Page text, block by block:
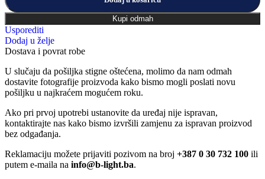
Kupi odmah
Usporediti
Dodaj u želje
Dostava i povrat robe
U slučaju da pošiljka stigne oštećena, molimo da nam odmah
dostavite fotografije proizvoda kako bismo mogli poslati novu
pošiljku u najkraćem mogućem roku.
Ako pri prvoj upotrebi ustanovite da uređaj nije ispravan,
kontaktirajte nas kako bismo izvršili zamjenu za ispravan proizvod
bez odgađanja.
Reklamaciju možete prijaviti pozivom na broj +387 0 30 732 100 ili
putem e-maila na info@b-light.ba.